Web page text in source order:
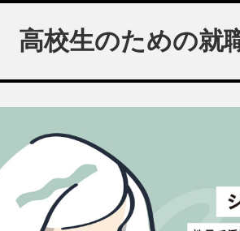
高校生のための就